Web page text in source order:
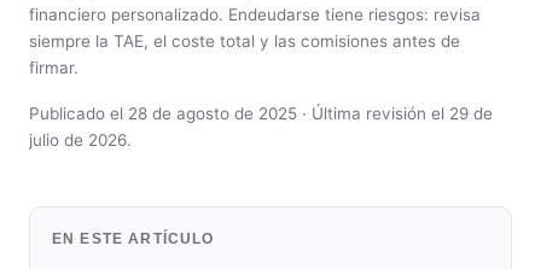
financiero personalizado. Endeudarse tiene riesgos: revisa
siempre la TAE, el coste total y las comisiones antes de
firmar.
Publicado el 28 de agosto de 2025 · Última revisión el 29 de
julio de 2026.
EN ESTE ARTÍCULO